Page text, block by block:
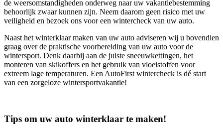
de weersomstandigheden onderweg naar uw vakantiebestemming
behoorlijk zwaar kunnen zijn. Neem daarom geen risico met uw
veiligheid en bezoek ons voor een wintercheck van uw auto.
Naast het winterklaar maken van uw auto adviseren wij u bovendien
graag over de praktische voorbereiding van uw auto voor de
wintersport. Denk daarbij aan de juiste sneeuwkettingen, het
monteren van skikoffers en het gebruik van vloeistoffen voor
extreem lage temperaturen. Een AutoFirst wintercheck is dé start
van een zorgeloze wintersportvakantie!
Tips om uw auto winterklaar te maken!